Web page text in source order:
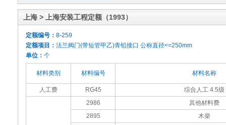
上海 > 上海安装工程定额（1993）
定额编号： 8-259
定额项目： 法兰阀门(带短管甲乙)青铅接口 公称直径<=250mm
单位： 个
材料类别 材料编号 材料名称
人工费 RG45 综合人工 4.5级
2986
其他材料费
2895
木柴